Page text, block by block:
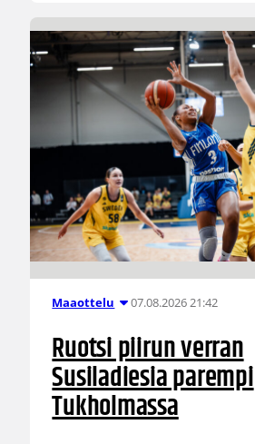
Maaottelu 07.08.2026 21:42
Ruotsi piirun verran
Susiladiesia parempi
Tukholmassa